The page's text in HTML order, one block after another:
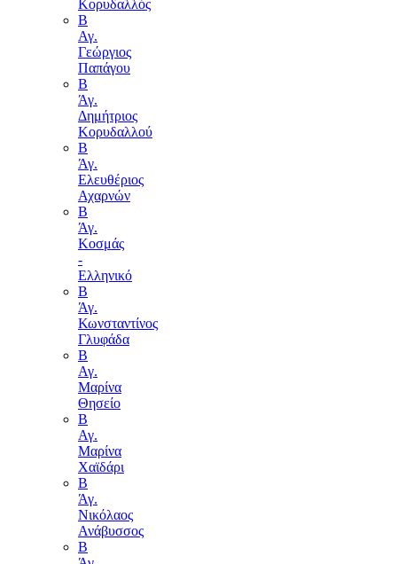
Κορυδαλλός
Β
Αγ.
Γεώργιος
Παπάγου
B
Άγ.
Δημήτριος
Κορυδαλλού
Β
Άγ.
Ελευθέριος
Αχαρνών
Β
Άγ.
Κοσμάς
-
Ελληνικό
Β
Άγ.
Κωνσταντίνος
Γλυφάδα
Β
Αγ.
Μαρίνα
Θησείο
Β
Αγ.
Μαρίνα
Χαϊδάρι
Β
Άγ.
Νικόλαος
Ανάβυσσος
Β